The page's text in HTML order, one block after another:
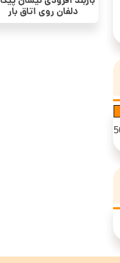
دلفان روی اتاق بار